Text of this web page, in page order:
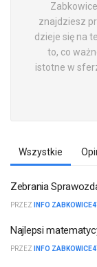
znajdziesz
dzieje się na
to, co
istotne w
Wszystkie
GMINA
ZĄBKOWICE
ŚLĄSKIE
Zebrania
PRZEZ INFO
ZĄBKOWICE
ŚLĄSKIE
Najlepsi
PRZEZ INFO
INFORMACJE
GMINY
BARDO